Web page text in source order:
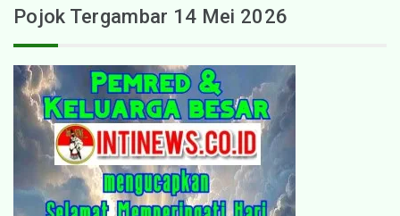
Pojok Tergambar 14 Mei 2026